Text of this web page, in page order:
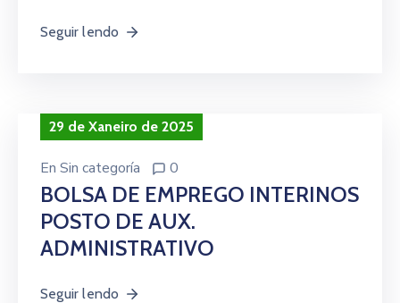
Seguir lendo
29 de Xaneiro de 2025
En Sin categoría 0
BOLSA DE EMPREGO INTERINOS
POSTO DE AUX.
ADMINISTRATIVO
Seguir lendo